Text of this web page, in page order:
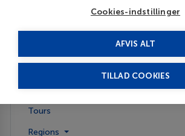
Cookies-indstillinger
AFVIS ALT
TILLAD COOKIES
Durango - CO
Description
Tours
Regions